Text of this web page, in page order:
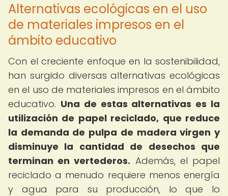
Alternativas ecológicas en el uso
de materiales impresos en el
ámbito educativo
Con el creciente enfoque en la sostenibilidad,
han surgido diversas alternativas ecológicas
en el uso de materiales impresos en el ámbito
educativo. Una de estas alternativas es la
utilización de papel reciclado, que reduce
la demanda de pulpa de madera virgen y
disminuye la cantidad de desechos que
terminan en vertederos. Además, el papel
reciclado a menudo requiere menos energía
y agua para su producción, lo que lo